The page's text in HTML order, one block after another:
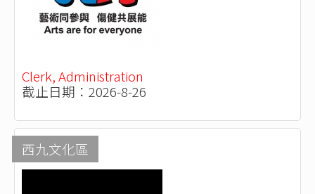
Clerk, Administration
截止日期：2026-8-26
西九文化區